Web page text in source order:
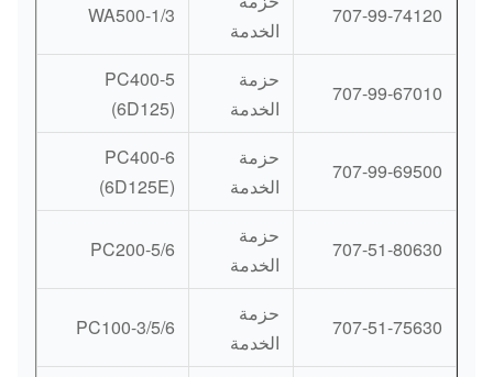
707-99-74120
الخدمة
WA500-1/3
707-99-67010
حزمة
الخدمة
PC400-5
(6D125)
707-99-69500
حزمة
الخدمة
PC400-6
(6D125E)
707-51-80630
حزمة
الخدمة
PC200-5/6
707-51-75630
حزمة
الخدمة
PC100-3/5/6